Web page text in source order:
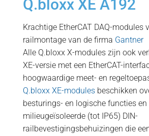
Q.bloxx XE A192
Krachtige EtherCAT DAQ-modules
railmontage van de firma Gantner
Alle Q.bloxx X-modules zijn ook
XE-versie met een EtherCAT-
hoogwaardige meet- en
Q.bloxx XE-modulesbeschikken
besturings- en logische functies
milieugeïsoleerde (tot IP65) DIN-
railbevestigingsbehuizingen die